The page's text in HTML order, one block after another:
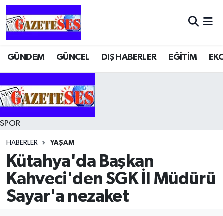
GÜNDEM GÜNCEL DIŞ HABERLER EĞİTİM
SPOR
HABERLER YAŞAM
Kütahya'da Başkan
Kahveci'den SGK İl Müdürü
Sayar'a nezaket